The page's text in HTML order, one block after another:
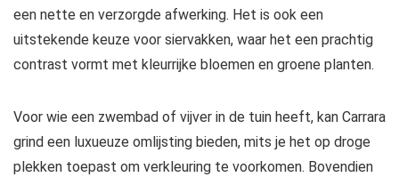
een nette en verzorgde afwerking. Het is ook een
uitstekende keuze voor siervakken, waar het een prachtig
contrast vormt met kleurrijke bloemen en groene planten.
Voor wie een zwembad of vijver in de tuin heeft, kan Carrara
grind een luxueuze omlijsting bieden, mits je het op droge
plekken toepast om verkleuring te voorkomen. Bovendien